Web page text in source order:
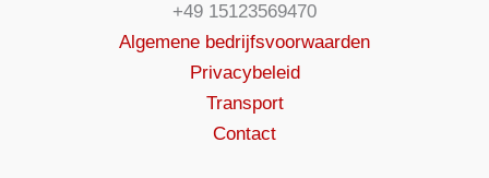
+49 15123569470
Algemene bedrijfsvoorwaarden
Privacybeleid
Transport
Contact